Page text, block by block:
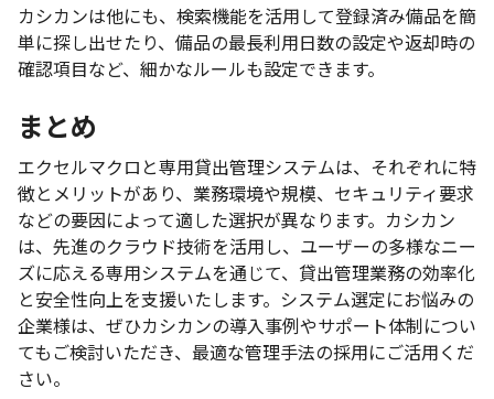
カシカンは他にも、検索機能を活用して登録済み備品を簡
単に探し出せたり、備品の最長利用日数の設定や返却時の
確認項目など、細かなルールも設定できます。
まとめ
エクセルマクロと専用貸出管理システムは、それぞれに特
徴とメリットがあり、業務環境や規模、セキュリティ要求
などの要因によって適した選択が異なります。カシカン
は、先進のクラウド技術を活用し、ユーザーの多様なニー
ズに応える専用システムを通じて、貸出管理業務の効率化
と安全性向上を支援いたします。システム選定にお悩みの
企業様は、ぜひカシカンの導入事例やサポート体制につい
てもご検討いただき、最適な管理手法の採用にご活用くだ
さい。